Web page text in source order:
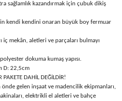
Taşlamalar
Zımparalar
sağlamlık kazandırmak için çubuk dikiş
kendi kendini onaran büyük boy fermuar
iç mekân, aletleri ve parçaları bulmayı
dokuma kumaş yapısı.
D: 22,5cm
PAKETE DAHİL DEĞİLDİR!
gelen inşaat ve madencilik ekipmanları,
elektrikli el aletleri ve bahçe